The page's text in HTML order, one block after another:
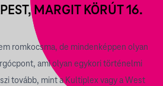
MARGIT KÖRÚT 16.
romkocsma, de mindenképpen olyan
ami olyan egykori történelmi
tovább, mint a Kultiplex vagy a West